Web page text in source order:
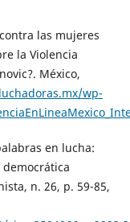
las mujeres
la Violencia
México,
wp-
en lucha:
n. 26, p. 59-85,